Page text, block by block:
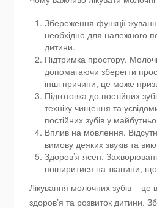
Збереження функції
необхідно для належного
дитини.
Підтримка простору.
допомагаючи зберегти
інші причини, це може
Підготовка до постійних
техніку чищення та
постійних зубів у
Вплив на мовлення.
вимову деяких звуків та
Здоров’я ясен.
поширитися на тканини, що
Лікування молочних зубів – це
здоров’я та розвиток дитини.